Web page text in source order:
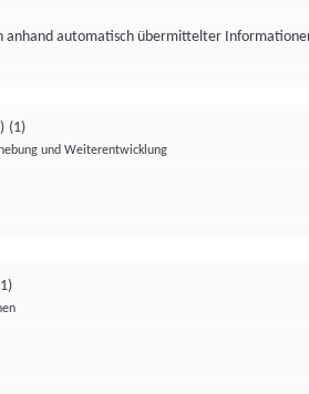
anhand automatisch übermittelter
(1)
und Weiterentwicklung